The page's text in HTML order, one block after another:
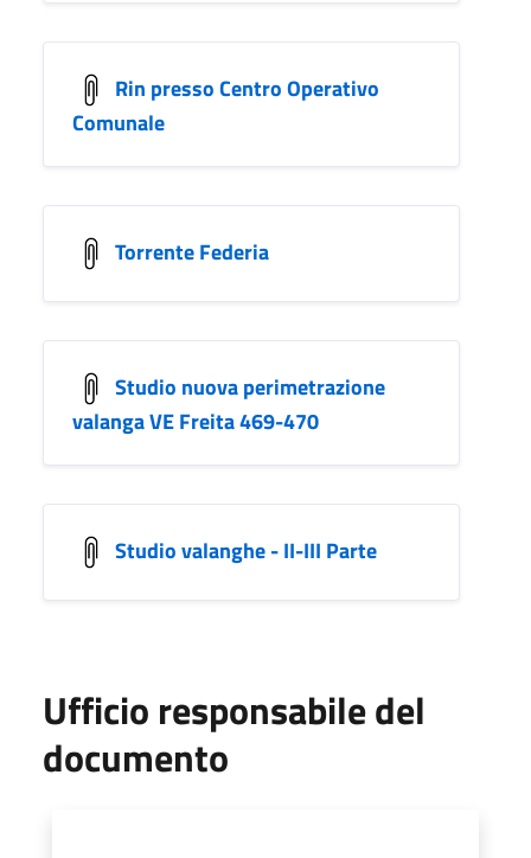
Rin presso Centro Operativo
Comunale
Torrente Federia
Studio nuova perimetrazione
valanga VE Freita 469-470
Studio valanghe - II-III Parte
Ufficio responsabile del
documento